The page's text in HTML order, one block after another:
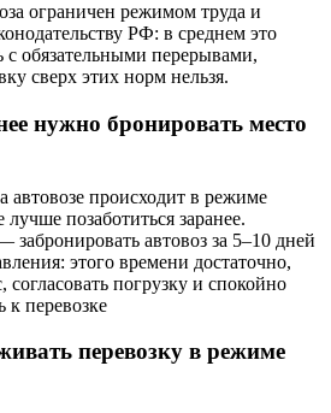
ограничен режимом труда и
РФ: в среднем это
с обязательными перерывами,
сверх этих норм нельзя.
нужно бронировать место
автовозе происходит в режиме
позаботиться заранее.
автовоз за 5–10 дней
этого времени достаточно,
согласовать погрузку и спокойно
к перевозке
перевозку в режиме